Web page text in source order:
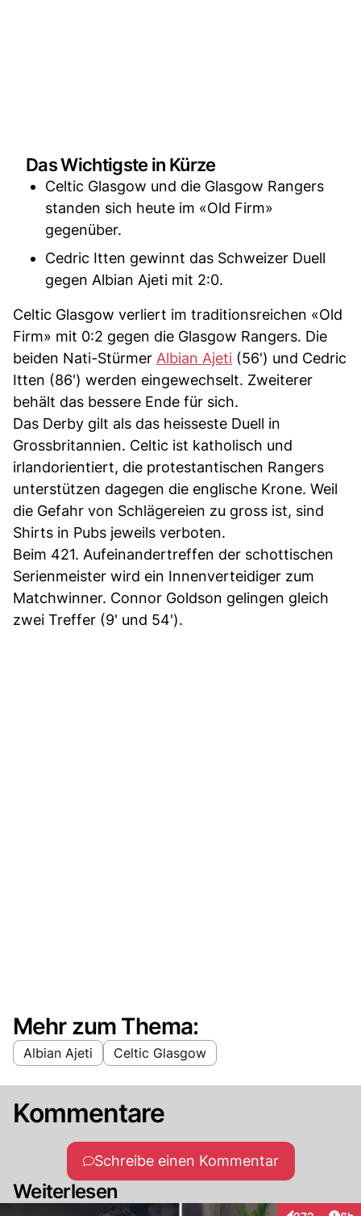
Das Wichtigste in Kürze
Celtic Glasgow und die Glasgow Rangers
standen sich heute im «Old Firm»
gegenüber.
Cedric Itten gewinnt das Schweizer Duell
gegen Albian Ajeti mit 2:0.
Celtic Glasgow verliert im traditionsreichen «Old
Firm» mit 0:2 gegen die Glasgow Rangers. Die
beiden Nati-Stürmer Albian Ajeti (56') und Cedric
Itten (86') werden eingewechselt. Zweiterer
behält das bessere Ende für sich.
Das Derby gilt als das heisseste Duell in
Grossbritannien. Celtic ist katholisch und
irlandorientiert, die protestantischen Rangers
unterstützen dagegen die englische Krone. Weil
die Gefahr von Schlägereien zu gross ist, sind
Shirts in Pubs jeweils verboten.
Beim 421. Aufeinandertreffen der schottischen
Serienmeister wird ein Innenverteidiger zum
Matchwinner. Connor Goldson gelingen gleich
zwei Treffer (9' und 54').
Mehr zum Thema:
Albian Ajeti Celtic Glasgow
Kommentare
Schreibe einen Kommentar
Weiterlesen